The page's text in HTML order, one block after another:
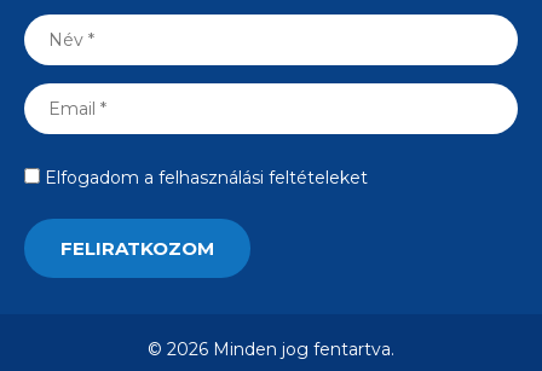
Elfogadom a felhasználási feltételeket
© 2026 Minden jog fentartva.